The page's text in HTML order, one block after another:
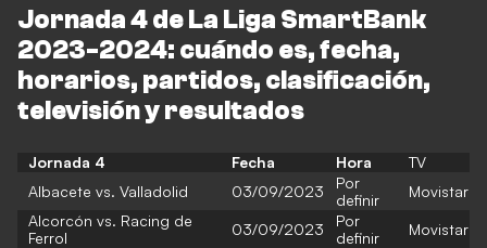
Jornada 4 de La Liga SmartBank
2023-2024: cuándo es, fecha,
horarios, partidos, clasificación,
televisión y resultados
Jornada 4 Fecha Hora
TV
Albacete vs. Valladolid
03/09/2023
Por
definir
Movistar
Alcorcón vs. Racing de
Ferrol
03/09/2023
Por
definir
Movistar